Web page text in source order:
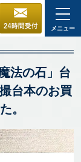
メニュー
法の石」台
台本のお買
。